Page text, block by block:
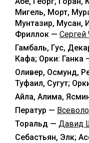
Мигель, Морт,
Мунтазир, Мусан,
Фриллок — Сергей
Гамбаль, Гус,
Кафа; Орки: Ганка
Оливер, Осмунд,
Туфаил, Сугут;
Айла, Алима,
Ператур —
Торальд — Давид
Себастьян, Элк;